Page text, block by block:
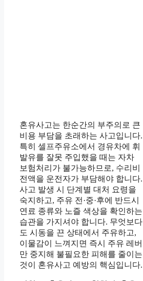
혼유사고는 한순간의 부주의로 큰
비용 부담을 초래하는 사고입니다.
특히 셀프주유소에서 경유차에 휘
발유를 잘못 주입했을 때는 자차
보험처리가 불가능하므로, 수리비
전액을 운전자가 부담해야 합니다.
사고 발생 시 단계별 대처 요령을
숙지하고, 주유 전·중·후에 반드시
연료 종류와 노즐 색상을 확인하는
습관을 가지셔야 합니다. 무엇보다
도 시동을 끈 상태에서 주유하고,
이물감이 느껴지면 즉시 주유 레버
만 중지해 불필요한 피해를 줄이는
것이 혼유사고 예방의 핵심입니다.